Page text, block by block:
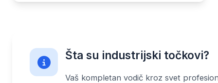
Šta su industrijski točkovi?
Vaš kompletan vodič kroz svet